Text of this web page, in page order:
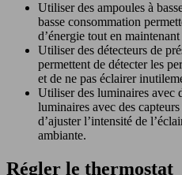
Utiliser des ampoules à
basse consommation
d’énergie tout en
Utiliser des détecteurs de
permettent de détecter les
et de ne pas éclairer
Utiliser des luminaires avec
luminaires avec des
d’ajuster l’intensité de
ambiante.
Régler le thermostat